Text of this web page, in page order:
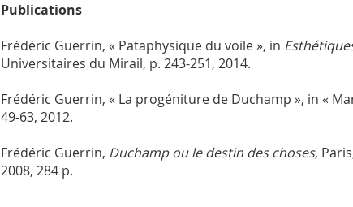
Publications
Frédéric Guerrin, « Pataphysique du voile », in
Universitaires du Mirail, p. 243-251, 2014.
Frédéric Guerrin, « La progéniture de Duchamp », in «
49-63, 2012.
Frédéric Guerrin, Duchamp ou le destin des choses,
2008, 284 p.